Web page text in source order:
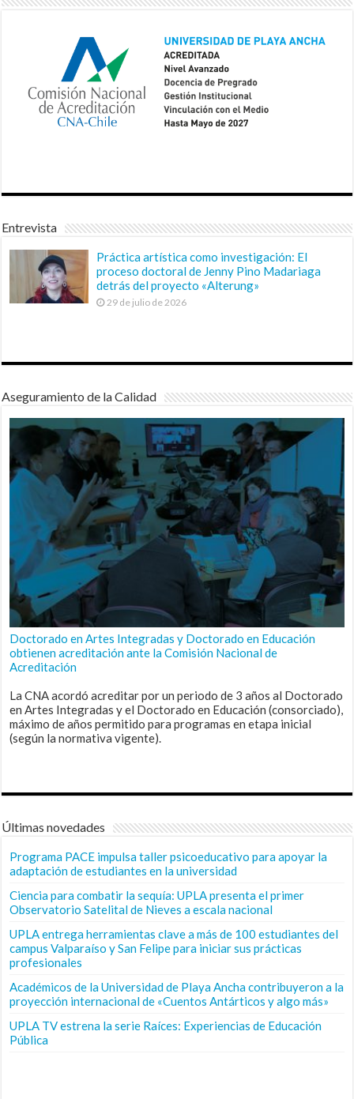
Entrevista
Práctica artística como investigación: El
proceso doctoral de Jenny Pino Madariaga
detrás del proyecto «Alterung»
29 de julio de 2026
Aseguramiento de la Calidad
Doctorado en Artes Integradas y Doctorado en Educación
obtienen acreditación ante la Comisión Nacional de
Acreditación
La CNA acordó acreditar por un periodo de 3 años al Doctorado
en Artes Integradas y el Doctorado en Educación (consorciado),
máximo de años permitido para programas en etapa inicial
(según la normativa vigente).
Últimas novedades
Programa PACE impulsa taller psicoeducativo para apoyar la
adaptación de estudiantes en la universidad
Ciencia para combatir la sequía: UPLA presenta el primer
Observatorio Satelital de Nieves a escala nacional
UPLA entrega herramientas clave a más de 100 estudiantes del
campus Valparaíso y San Felipe para iniciar sus prácticas
profesionales
Académicos de la Universidad de Playa Ancha contribuyeron a la
proyección internacional de «Cuentos Antárticos y algo más»
UPLA TV estrena la serie Raíces: Experiencias de Educación
Pública